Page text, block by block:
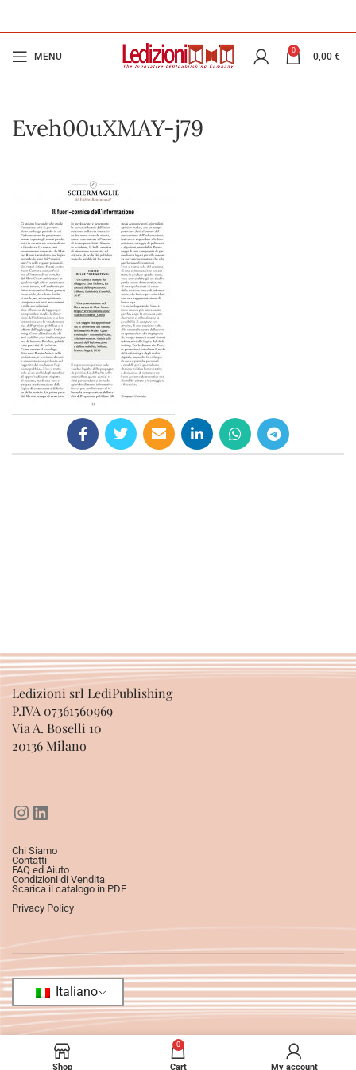
MENU
0
0,00 €
Eveh00uXMAY-j79
Ledizioni srl LediPublishing
P.IVA 07361560969
Via A. Boselli 10
20136 Milano
Chi Siamo
Contatti
FAQ ed Aiuto
Condizioni di Vendita
Scarica il catalogo in PDF
Privacy Policy
Italiano
Shop
0
Cart My account